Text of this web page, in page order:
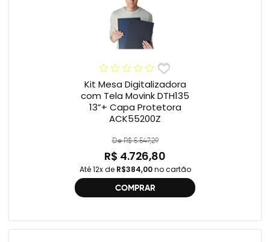
Kit Mesa Digitalizadora
com Tela Movink DTH135
13”+ Capa Protetora
ACK55200Z
De R$ 5.547,29
R$ 4.726,80
Até 12x de R$384,00no cartão
COMPRAR